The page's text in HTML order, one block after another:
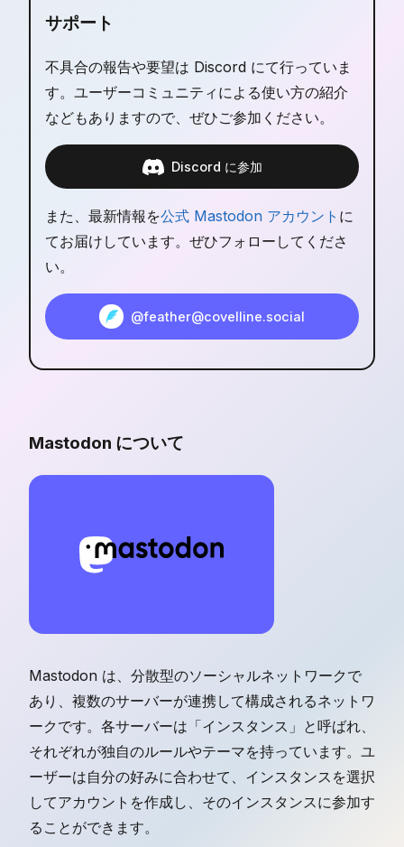
サポート
不具合の報告や要望は Discord にて行っていま
す。ユーザーコミュニティによる使い方の紹介
などもありますので、ぜひご参加ください。
Discord に参加
また、最新情報を公式 Mastodon アカウント に
てお届けしています。ぜひフォローしてくださ
い。
@feather@covelline.social
Mastodon について
Mastodon は、分散型のソーシャルネットワークで
あり、複数のサーバーが連携して構成されるネットワ
ークです。各サーバーは「インスタンス」と呼ばれ、
それぞれが独自のルールやテーマを持っています。ユ
ーザーは自分の好みに合わせて、インスタンスを選択
してアカウントを作成し、そのインスタンスに参加す
ることができます。